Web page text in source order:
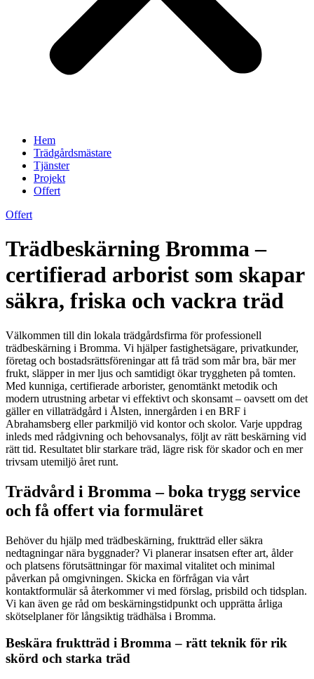
Hem
Trädgårdsmästare
Tjänster
Projekt
Offert
Offert
Trädbeskärning Bromma –
certifierad arborist som skapar
säkra, friska och vackra träd
Välkommen till din lokala trädgårdsfirma för professionell
trädbeskärning i Bromma. Vi hjälper fastighetsägare, privatkunder,
företag och bostadsrättsföreningar att få träd som mår bra, bär mer
frukt, släpper in mer ljus och samtidigt ökar tryggheten på tomten.
Med kunniga, certifierade arborister, genomtänkt metodik och
modern utrustning arbetar vi effektivt och skonsamt – oavsett om det
gäller en villaträdgård i Ålsten, innergården i en BRF i
Abrahamsberg eller parkmiljö vid kontor och skolor. Varje uppdrag
inleds med rådgivning och behovsanalys, följt av rätt beskärning vid
rätt tid. Resultatet blir starkare träd, lägre risk för skador och en mer
trivsam utemiljö året runt.
Trädvård i Bromma – boka trygg service
och få offert via formuläret
Behöver du hjälp med trädbeskärning, fruktträd eller säkra
nedtagningar nära byggnader? Vi planerar insatsen efter art, ålder
och platsens förutsättningar för maximal vitalitet och minimal
påverkan på omgivningen. Skicka en förfrågan via vårt
kontaktformulär så återkommer vi med förslag, prisbild och tidsplan.
Vi kan även ge råd om beskärningstidpunkt och upprätta årliga
skötselplaner för långsiktig trädhälsa i Bromma.
Beskära fruktträd i Bromma – rätt teknik för rik
skörd och starka träd